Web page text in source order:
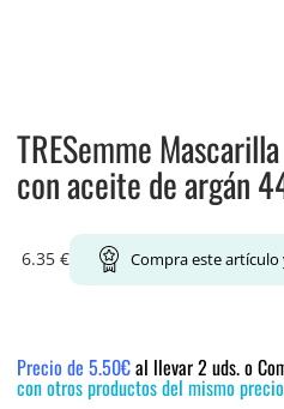
TRESemme
con aceite de argán
6.35 € Compra este artículo
Precio de 5.50€al llevar 2 uds. o
con otros productos del mismo